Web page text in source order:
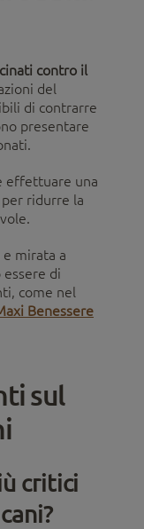
contro il
del
di contrarre
presentare
effettuare una
ridurre la
mirata a
di
come nel
Benessere
sul
critici